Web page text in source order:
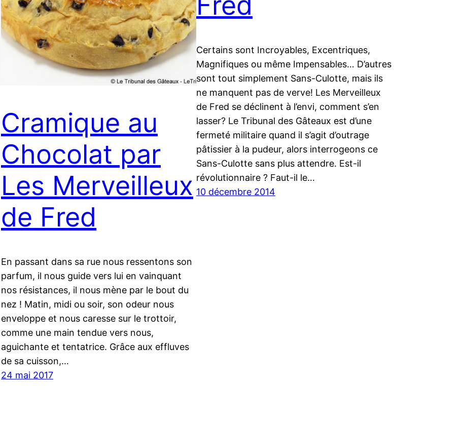
Cramique au
Chocolat par
Les Merveilleux
de Fred
En passant dans sa rue nous ressentons son
parfum, il nous guide vers lui en vainquant
nos résistances, il nous mène par le bout du
nez ! Matin, midi ou soir, son odeur nous
enveloppe et nous caresse sur le trottoir,
comme une main tendue vers nous,
aguichante et tentatrice. Grâce aux effluves
de sa cuisson,…
24 mai 2017
Certains sont Incroyables, Excentriques,
Magnifiques ou même Impensables… D’autres
sont tout simplement Sans-Culotte, mais ils
ne manquent pas de verve! Les Merveilleux
de Fred se déclinent à l’envi, comment s’en
lasser? Le Tribunal des Gâteaux est d’une
fermeté militaire quand il s’agit d’outrage
pâtissier à la pudeur, alors interrogeons ce
Sans-Culotte sans plus attendre. Est-il
révolutionnaire ? Faut-il le…
10 décembre 2014